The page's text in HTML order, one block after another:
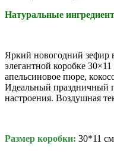
Натуральные
Яркий новогодний зефир
элегантной коробке
апельсиновое пюре,
Идеальный праздничный
настроения. Воздушная
Размер коробки: 30*11 см